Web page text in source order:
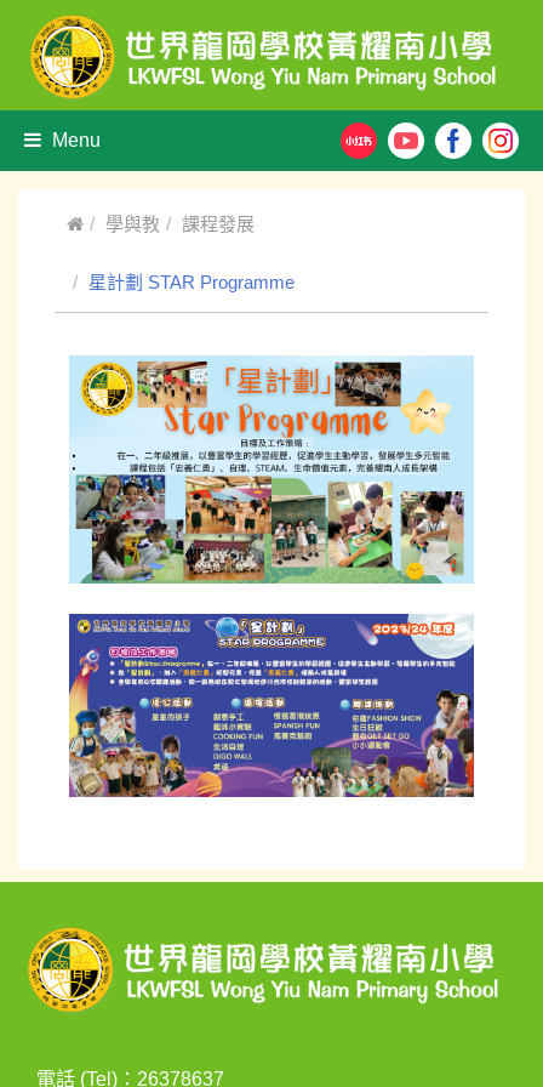
Menu
學與教 課程發展
星計劃 STAR Programme
電話 (Tel)：26378637